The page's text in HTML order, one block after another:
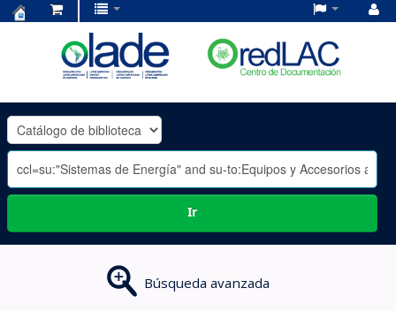
OLADE
-
Ir
Búsqueda avanzada